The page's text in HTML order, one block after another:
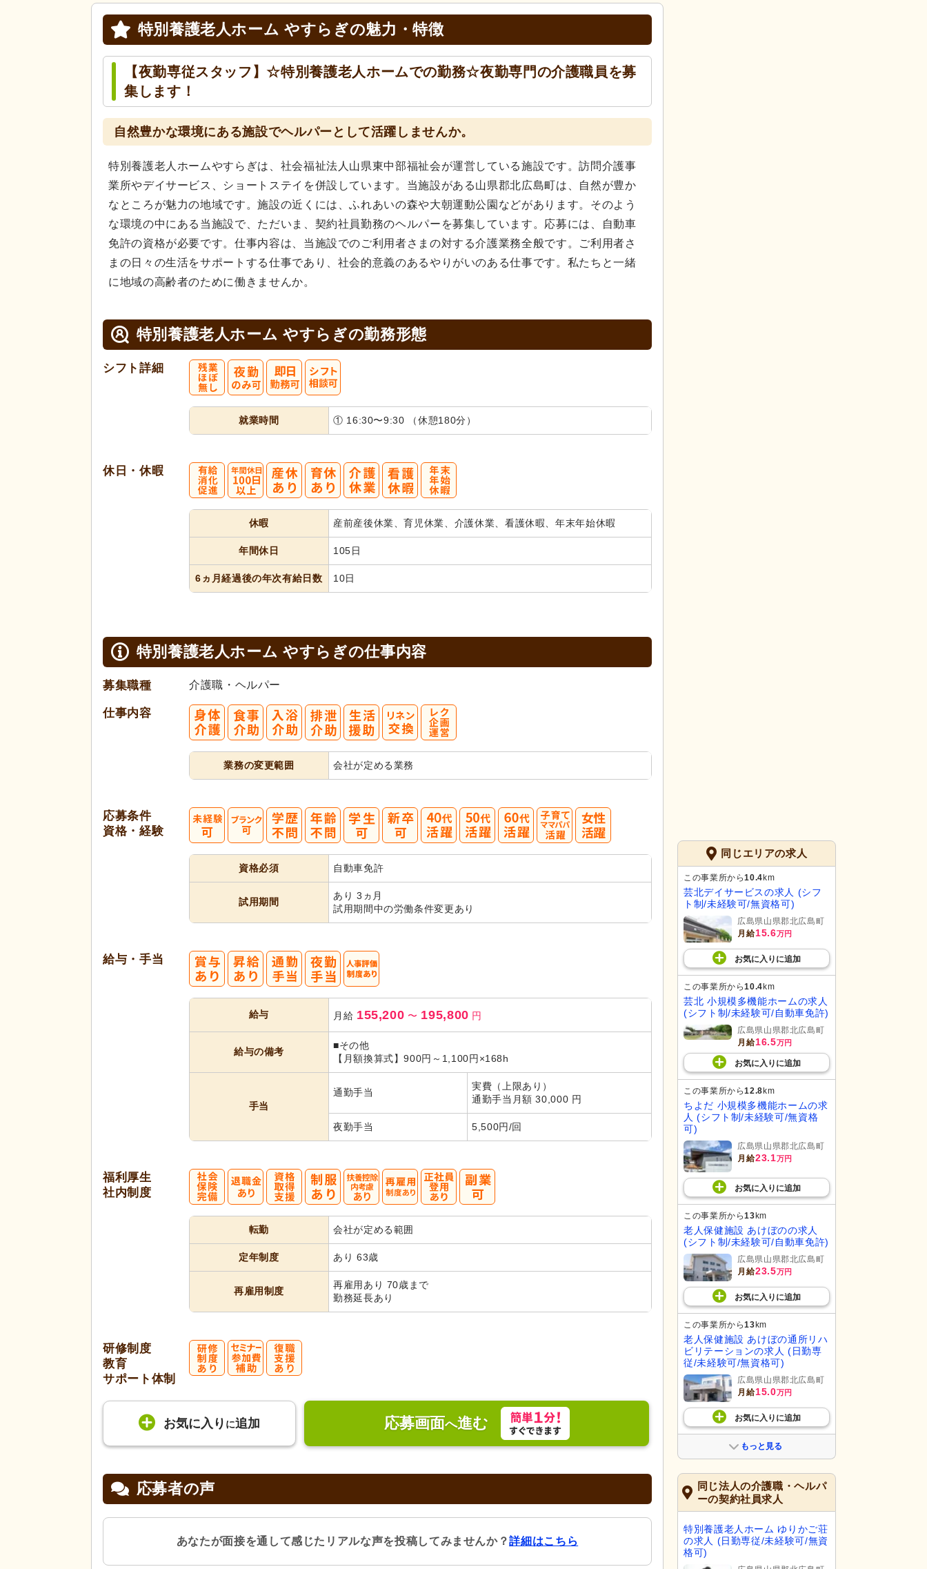
特別養護老人ホーム やすらぎの魅力・特徴
【夜勤専従スタッフ】☆特別養護老人ホームでの勤務☆夜勤専門の介護職員を募
集します！
自然豊かな環境にある施設でヘルパーとして活躍しませんか。
特別養護老人ホームやすらぎは、社会福祉法人山県東中部福祉会が運営している施設です。訪問介護事
業所やデイサービス、ショートステイを併設しています。当施設がある山県郡北広島町は、自然が豊か
なところが魅力の地域です。施設の近くには、ふれあいの森や大朝運動公園などがあります。そのよう
な環境の中にある当施設で、ただいま、契約社員勤務のヘルパーを募集しています。応募には、自動車
免許の資格が必要です。仕事内容は、当施設でのご利用者さまの対する介護業務全般です。ご利用者さ
まの日々の生活をサポートする仕事であり、社会的意義のあるやりがいのある仕事です。私たちと一緒
に地域の高齢者のために働きませんか。
特別養護老人ホーム やすらぎの勤務形態
シフト詳細
就業時間 ① 16:30〜9:30 （休憩180分）
休日・休暇
休暇 産前産後休業、育児休業、介護休業、看護休暇、年末年始休暇
年間休日 105日
6ヵ月経過後の年次有給日数 10日
特別養護老人ホーム やすらぎの仕事内容
募集職種 介護職・ヘルパー
仕事内容
業務の変更範囲 会社が定める業務
応募条件
資格・経験
資格必須 自動車免許
試用期間
あり 3ヵ月
試用期間中の労働条件変更あり
給与・手当
給与 月給 155,200 〜 195,800 円
給与の備考
■その他
【月額換算式】900円～1,100円×168h
手当
通勤手当
実費（上限あり）
通勤手当月額 30,000 円
夜勤手当 5,500円/回
福利厚生
社内制度
転勤 会社が定める範囲
定年制度 あり 63歳
再雇用制度
再雇用あり 70歳まで
勤務延長あり
研修制度
教育
サポート体制
お気に入り に追加 応募画面へ進む
応募者の声
あなたが面接を通して感じたリアルな声を投稿してみませんか？詳細はこちら
同じエリアの求人
この事業所から10.4km
芸北デイサービスの求人 (シフ
ト制/未経験可/無資格可)
広島県山県郡北広島町
月給15.6万円
お気に入り に追加
この事業所から10.4km
芸北 小規模多機能ホームの求人
(シフト制/未経験可/自動車免許)
広島県山県郡北広島町
月給16.5万円
お気に入り に追加
この事業所から12.8km
ちよだ 小規模多機能ホームの求
人 (シフト制/未経験可/無資格
可)
広島県山県郡北広島町
月給23.1万円
お気に入り に追加
この事業所から13 km
老人保健施設 あけぼのの求人
(シフト制/未経験可/自動車免許)
広島県山県郡北広島町
月給23.5万円
お気に入り に追加
この事業所から13km
老人保健施設 あけぼの通所リハ
ビリテーションの求人 (日勤専
従/未経験可/無資格可)
広島県山県郡北広島町
月給15.0万円
お気に入り に追加
もっと見る
同じ法人の介護職・ヘルパ
ーの契約社員求人
特別養護老人ホーム ゆりかご荘
の求人 (日勤専従/未経験可/無資
格可)